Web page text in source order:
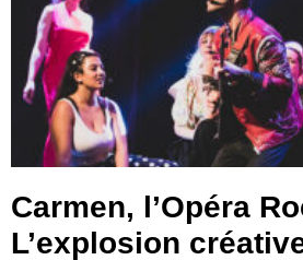
Carmen, l’Opéra
L’explosion